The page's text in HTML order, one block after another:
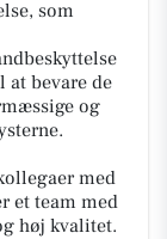
som
bevare de
og
med
et team med
høj kvalitet.